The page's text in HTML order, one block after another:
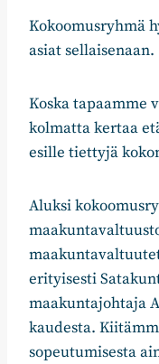
Kokoomusryhmä
asiat sellaisenaan.
Koska tapaamme
kolmatta kertaa
esille tiettyjä
Aluksi
erityisesti
maakuntajohtaja
kaudesta.
sopeutumisesta